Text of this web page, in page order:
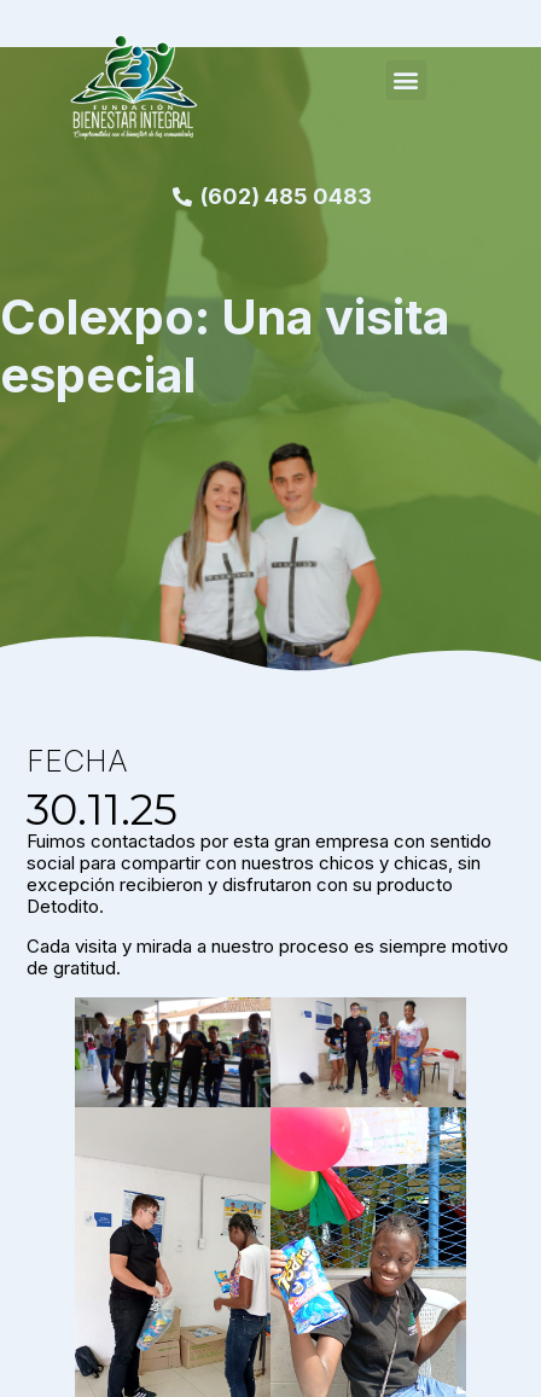
(602) 485 0483
Colexpo: Una visita
especial
FECHA
30.11.25
Fuimos contactados por esta gran empresa con sentido
social para compartir con nuestros chicos y chicas, sin
excepción recibieron y disfrutaron con su producto
Detodito.
Cada visita y mirada a nuestro proceso es siempre motivo
de gratitud.